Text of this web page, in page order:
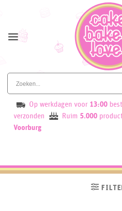
content
Op werkdagen voor 13:00
verzonden
Ruim 5.000
Voorburg